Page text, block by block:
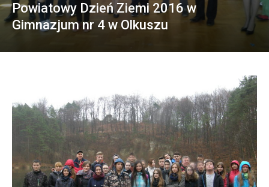
Powiatowy Dzień Ziemi 2016 w
Gimnazjum nr 4 w Olkuszu